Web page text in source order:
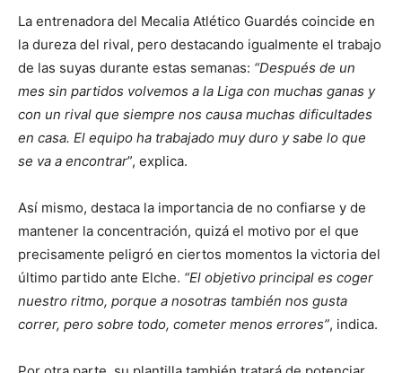
La entrenadora del Mecalia Atlético Guardés coincide en
la dureza del rival, pero destacando igualmente el trabajo
de las suyas durante estas semanas: “Después de un
mes sin partidos volvemos a la Liga con muchas ganas y
con un rival que siempre nos causa muchas dificultades
en casa. El equipo ha trabajado muy duro y sabe lo que
se va a encontrar”, explica.
Así mismo, destaca la importancia de no confiarse y de
mantener la concentración, quizá el motivo por el que
precisamente peligró en ciertos momentos la victoria del
último partido ante Elche. “El objetivo principal es coger
nuestro ritmo, porque a nosotras también nos gusta
correr, pero sobre todo, cometer menos errores”, indica.